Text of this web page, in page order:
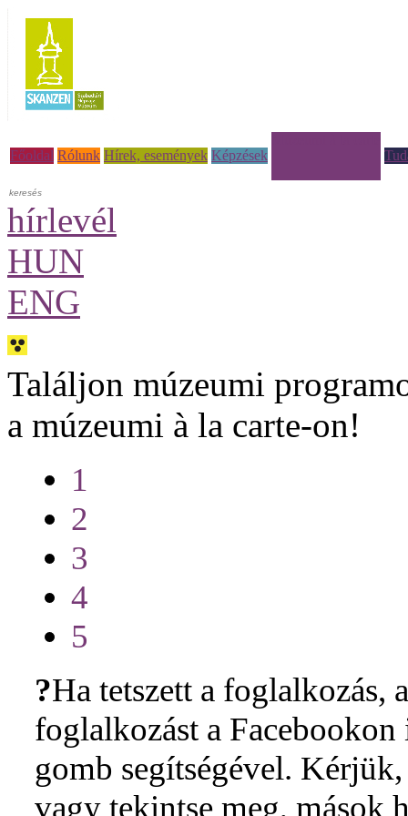
Főoldal Rólunk Hírek, események Képzések
hírlevél
HUN
ENG
Találjon múzeumi
a múzeumi à la carte-on!
1
2
3
4
5
?Ha tetszett a foglalkozás,
foglalkozást a
gomb segítségével.
vagy tekintse meg, mások